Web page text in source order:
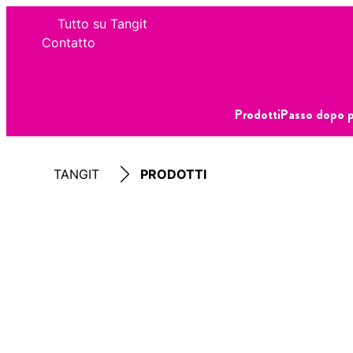
Tutto su Tangit
Contatto
ProdottiPasso dopo
TANGIT PRODOTTI